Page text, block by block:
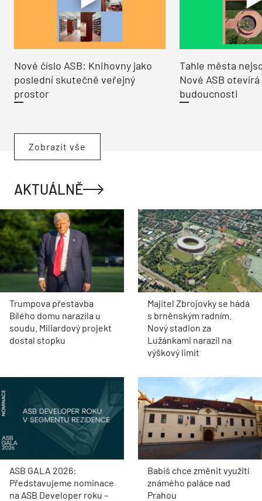
Nové číslo ASB: Knihovny jako
poslední skutečně veřejný
prostor
Tahle města
Nové ASB
budoucnosti
Zobrazit vše
AKTUÁLNĚ
Trumpova přestavba
Bílého domu narazila u
soudu. Miliardový projekt
dostal stopku
Majitel Zbrojovky se hádá
s brněnským radním.
Nový stadion za
Lužánkami narazil na
výškový limit
ASB GALA 2026:
Představujeme nominace
na ASB Developer roku –
Babiš chce změnit využití
známého paláce nad
Prahou